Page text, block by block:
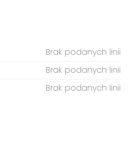
Brak podanych linii
Brak podanych linii
Brak podanych linii